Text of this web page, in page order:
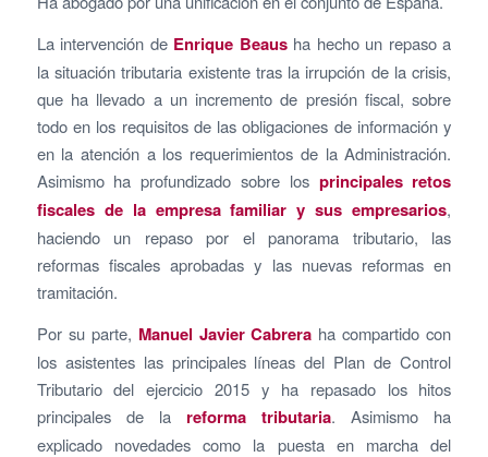
La intervención de Enrique Beausha hecho un repaso a
la situación tributaria existente tras la irrupción de la crisis,
que ha llevado a un incremento de presión fiscal, sobre
todo en los requisitos de las obligaciones de información y
en la atención a los requerimientos de la Administración.
Asimismo ha profundizado sobre los principales retos
fiscales de la empresa familiar y sus empresarios,
haciendo un repaso por el panorama tributario, las
reformas fiscales aprobadas y las nuevas reformas en
tramitación.
Por su parte, Manuel Javier Cabrera ha compartido con
los asistentes las principales líneas del Plan de Control
Tributario del ejercicio 2015 y ha repasado los hitos
principales de la reforma tributaria. Asimismo ha
explicado novedades como la puesta en marcha del